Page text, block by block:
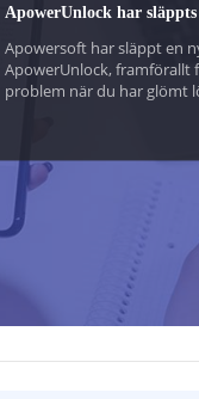
ApowerUnlock har släppts
Apowersoft har släppt en
ApowerUnlock, framförallt
problem när du har glömt